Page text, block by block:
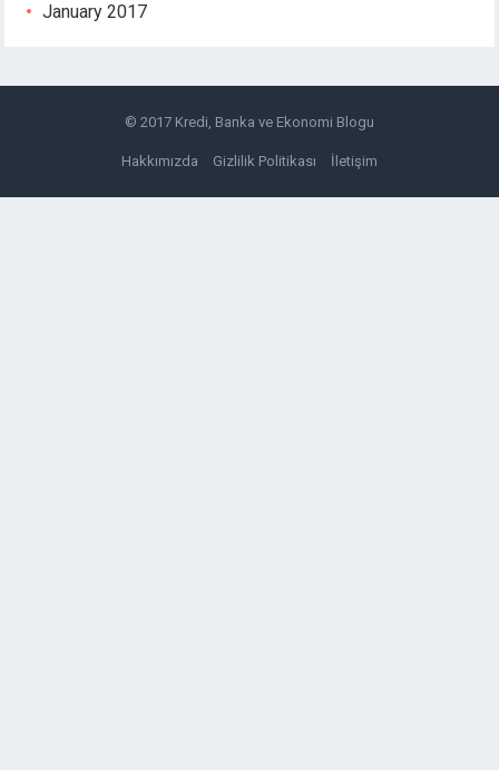
January 2017
© 2017 Kredi, Banka ve Ekonomi Blogu
Hakkımızda Gizlilik Politikası İletişim